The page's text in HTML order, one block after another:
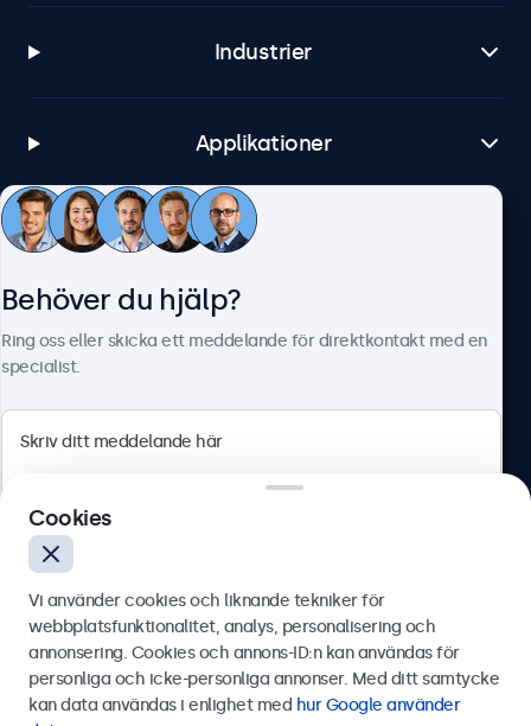
Industrier
Applikationer
Kundtjänst
Olof Palmesgata 29, Stockholm, 111 22, Sverige
Svenska
Behöver du hjälp?
Ring oss eller skicka ett meddelande för direktkontakt med en
specialist.
Skicka
Cookies
Vi använder cookies och liknande tekniker för
webbplatsfunktionalitet, analys, personalisering och
annonsering. Cookies och annons-ID:n kan användas för
personliga och icke-personliga annonser. Med ditt samtycke
kan data användas i enlighet med hur Google använder